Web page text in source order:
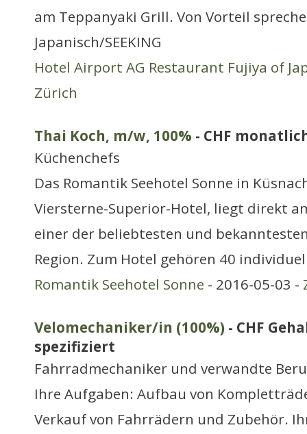
am Teppanyaki Grill. Von Vorteil
Japanisch/SEEKING
Hotel Airport AG Restaurant Fujiya of
Zürich
Thai Koch, m/w, 100% - CHF
Küchenchefs
Das Romantik Seehotel Sonne in
Viersterne-Superior-Hotel, liegt direkt
einer der beliebtesten und
Region. Zum Hotel gehören 40
Romantik Seehotel Sonne - 2016-05-03 -
Velomechaniker/in (100%) - CHF
spezifiziert
Fahrradmechaniker und verwandte
Ihre Aufgaben: Aufbau von
Verkauf von Fahrrädern und Zubehör.